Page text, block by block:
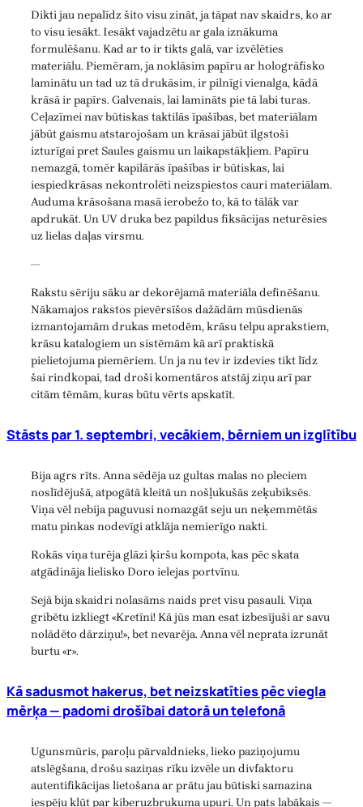
Dikti jau nepalīdz šito visu zināt, ja tāpat nav skaidrs, ko ar
to visu iesākt. Iesākt vajadzētu ar gala iznākuma
formulēšanu. Kad ar to ir tikts galā, var izvēlēties
materiālu. Piemēram, ja noklāsim papīru ar hologrāfisko
laminātu un tad uz tā drukāsim, ir pilnīgi vienalga, kādā
krāsā ir papīrs. Galvenais, lai lamināts pie tā labi turas.
Ceļazīmei nav būtiskas taktilās īpašības, bet materiālam
jābūt gaismu atstarojošam un krāsai jābūt ilgstoši
izturīgai pret Saules gaismu un laikapstākļiem. Papīru
nemazgā, tomēr kapilārās īpašības ir būtiskas, lai
iespiedkrāsas nekontrolēti neizspiestos cauri materiālam.
Auduma krāsošana masā ierobežo to, kā to tālāk var
apdrukāt. Un UV druka bez papildus fiksācijas neturēsies
uz lielas daļas virsmu.
—
Rakstu sēriju sāku ar dekorējamā materiāla definēšanu.
Nākamajos rakstos pievērsīšos dažādām mūsdienās
izmantojamām drukas metodēm, krāsu telpu aprakstiem,
krāsu katalogiem un sistēmām kā arī praktiskā
pielietojuma piemēriem. Un ja nu tev ir izdevies tikt līdz
šai rindkopai, tad droši komentāros atstāj ziņu arī par
citām tēmām, kuras būtu vērts apskatīt.
Stāsts par 1. septembri, vecākiem, bērniem un izglītību
Bija agrs rīts. Anna sēdēja uz gultas malas no pleciem
noslīdējušā, atpogātā kleitā un nošļukušās zeķubiksēs.
Viņa vēl nebija paguvusi nomazgāt seju un neķemmētās
matu pinkas nodevīgi atklāja nemierīgo nakti.
Rokās viņa turēja glāzi ķiršu kompota, kas pēc skata
atgādināja lielisko Doro ielejas portvīnu.
Sejā bija skaidri nolasāms naids pret visu pasauli. Viņa
gribētu izkliegt «Kretīni! Kā jūs man esat izbesījuši ar savu
nolādēto dārziņu!», bet nevarēja. Anna vēl neprata izrunāt
burtu «r».
Kā sadusmot hakerus, bet neizskatīties pēc viegla
mērķa — padomi drošībai datorā un telefonā
Ugunsmūris, paroļu pārvaldnieks, lieko paziņojumu
atslēgšana, drošu saziņas rīku izvēle un divfaktoru
autentifikācijas lietošana ar prātu jau būtiski samazina
iespēju kļūt par kiberuzbrukuma upuri. Un pats labākais —